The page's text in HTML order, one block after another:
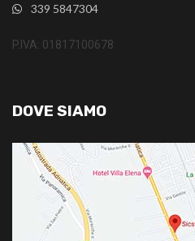
339 5847304
P.IVA: 01817100678
DOVE SIAMO